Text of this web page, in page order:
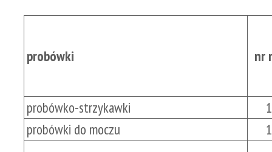
probówki nr
probówko-strzykawki
probówki do moczu